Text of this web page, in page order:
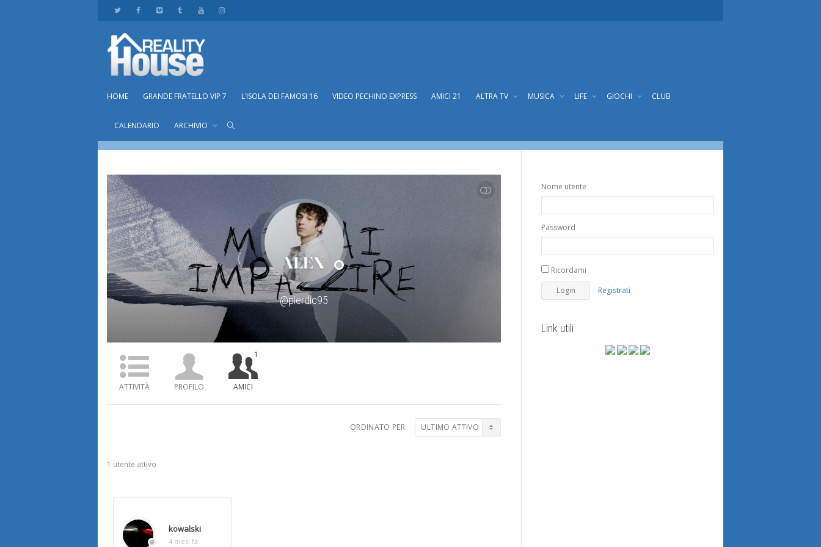
HOME GRANDE FRATELLO VIP 7 L’ISOLA DEI FAMOSI 16 VIDEO PECHINO EXPRESS AMICI 21 ALTRA TV MUSICA LIFE GIOCHI CLUB
CALENDARIO ARCHIVIO
Pierdic95
SHOW LESS
@pierdic95
ATTIVITÀ PROFILO AMICI
1
ORDINATO PER:
Amici
1 utente attivo
kowalski
4 mesi fa
Nome utente
Password
Ricordami
Registrati
Link utili